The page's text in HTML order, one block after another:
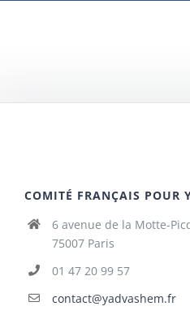
COMITÉ FRANÇAIS POUR
6 avenue de la Motte-
75007 Paris
01 47 20 99 57
contact@yadvashem.fr